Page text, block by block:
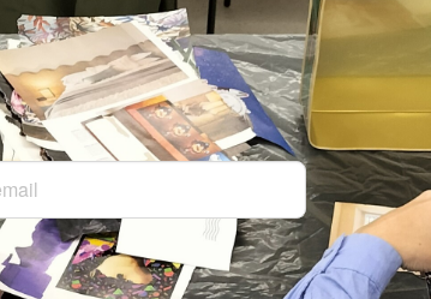
receber no seu e-mail
iniciativas do
Subscrever